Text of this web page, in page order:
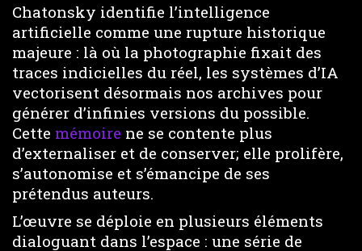
Chatonsky identifie l’intelligence
artificielle comme une rupture historique
majeure : là où la photographie fixait des
traces indicielles du réel, les systèmes d’IA
vectorisent désormais nos archives pour
générer d’infinies versions du possible.
Cette mémoire ne se contente plus
d’externaliser et de conserver; elle prolifère,
s’autonomise et s’émancipe de ses
prétendus auteurs.
L’œuvre se déploie en plusieurs éléments
dialoguant dans l’espace : une série de